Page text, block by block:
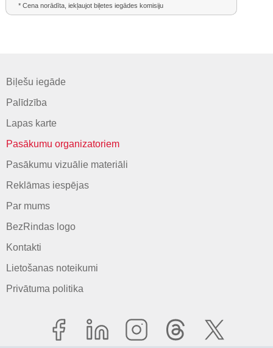
* Cena norādīta, iekļaujot biļetes iegādes komisiju
Biļešu iegāde
Palīdzība
Lapas karte
Pasākumu organizatoriem
Pasākumu vizuālie materiāli
Reklāmas iespējas
Par mums
BezRindas logo
Kontakti
Lietošanas noteikumi
Privātuma politika